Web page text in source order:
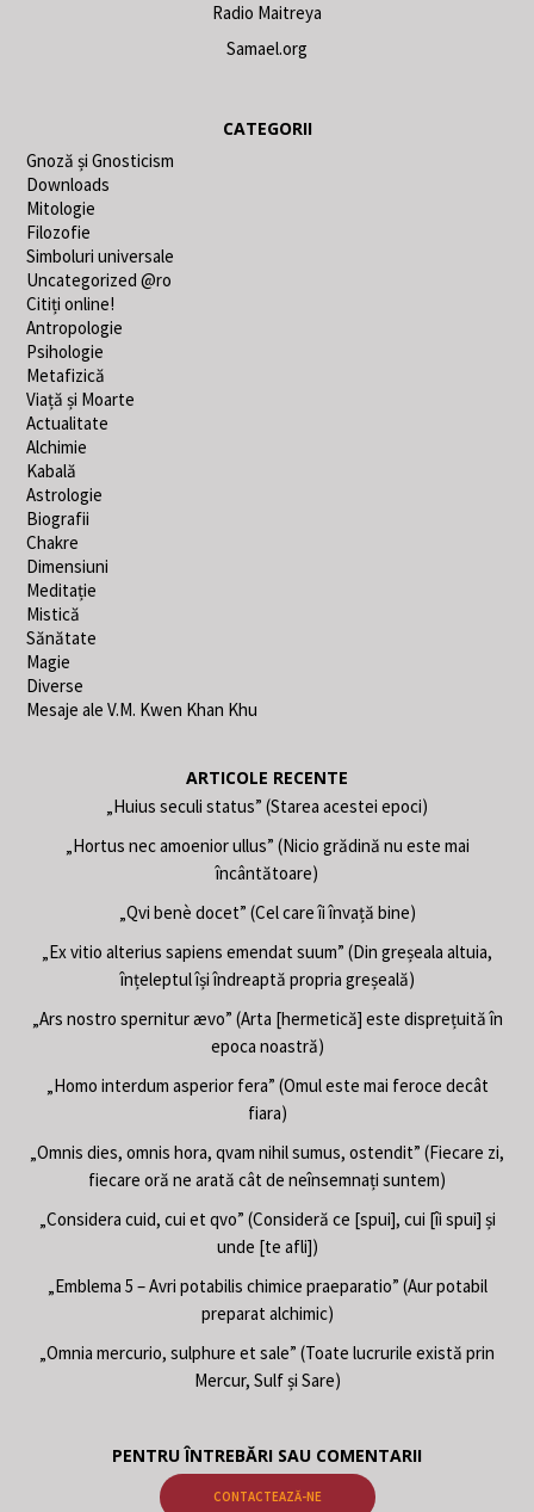
Radio Maitreya
Samael.org
CATEGORII
Gnoză și Gnosticism
Downloads
Mitologie
Filozofie
Simboluri universale
Uncategorized @ro
Citiți online!
Antropologie
Psihologie
Metafizică
Viață și Moarte
Actualitate
Alchimie
Kabală
Astrologie
Biografii
Chakre
Dimensiuni
Meditație
Mistică
Sănătate
Magie
Diverse
Mesaje ale V.M. Kwen Khan Khu
ARTICOLE RECENTE
„Huius seculi status” (Starea acestei epoci)
„Hortus nec amoenior ullus” (Nicio grădină nu este mai
încântătoare)
„Qvi benè docet” (Cel care îi învață bine)
„Ex vitio alterius sapiens emendat suum” (Din greșeala altuia,
înțeleptul își îndreaptă propria greșeală)
„Ars nostro spernitur ævo” (Arta [hermetică] este disprețuită în
epoca noastră)
„Homo interdum asperior fera” (Omul este mai feroce decât
fiara)
„Omnis dies, omnis hora, qvam nihil sumus, ostendit” (Fiecare zi,
fiecare oră ne arată cât de neînsemnați suntem)
„Considera cuid, cui et qvo” (Consideră ce [spui], cui [îi spui] și
unde [te afli])
„Emblema 5 – Avri potabilis chimice praeparatio” (Aur potabil
preparat alchimic)
„Omnia mercurio, sulphure et sale” (Toate lucrurile există prin
Mercur, Sulf și Sare)
PENTRU ÎNTREBĂRI SAU COMENTARII
CONTACTEAZĂ-NE